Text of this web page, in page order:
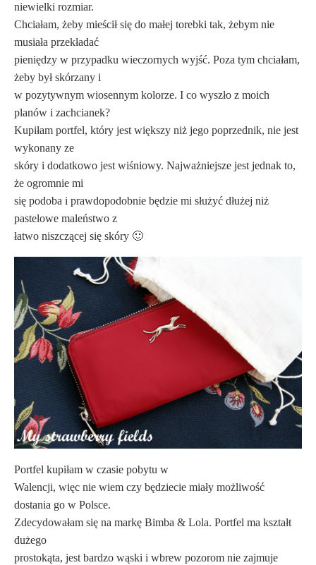
niewielki rozmiar.
Chciałam, żeby mieścił się do małej torebki tak, żebym nie
musiała przekładać
pieniędzy w przypadku wieczornych wyjść. Poza tym chciałam,
żeby był skórzany i
w pozytywnym wiosennym kolorze. I co wyszło z moich
planów i zachcianek?
Kupiłam portfel, który jest większy niż jego poprzednik, nie jest
wykonany ze
skóry i dodatkowo jest wiśniowy. Najważniejsze jest jednak to,
że ogromnie mi
się podoba i prawdopodobnie będzie mi służyć dłużej niż
pastelowe maleństwo z
łatwo niszczącej się skóry 🙂
Portfel kupiłam w czasie pobytu w
Walencji, więc nie wiem czy będziecie miały możliwość
dostania go w Polsce.
Zdecydowałam się na markę Bimba & Lola. Portfel ma kształt
dużego
prostokąta, jest bardzo wąski i wbrew pozorom nie zajmuje